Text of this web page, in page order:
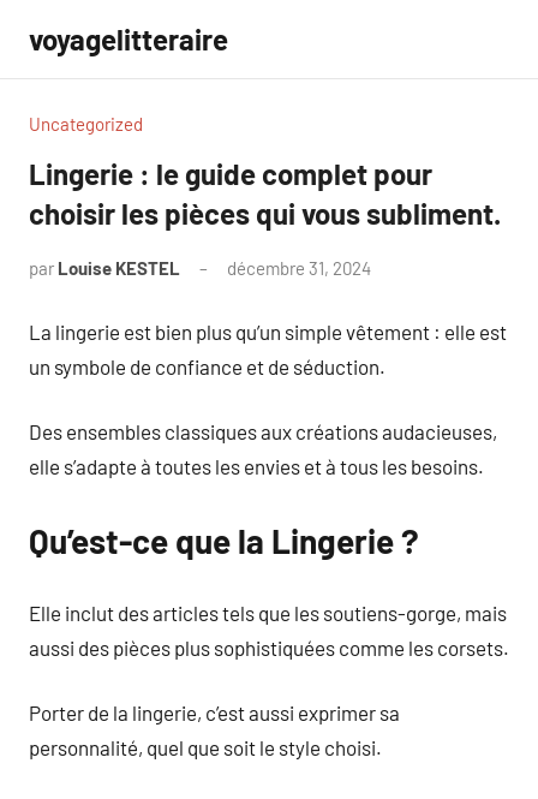
contenu
voyagelitteraire
Uncategorized
Lingerie : le guide complet pour
choisir les pièces qui vous subliment.
par Louise KESTEL décembre 31, 2024
La lingerie est bien plus qu’un simple vêtement : elle est
un symbole de confiance et de séduction.
Des ensembles classiques aux créations audacieuses,
elle s’adapte à toutes les envies et à tous les besoins.
Qu’est-ce que la Lingerie ?
Elle inclut des articles tels que les soutiens-gorge, mais
aussi des pièces plus sophistiquées comme les corsets.
Porter de la lingerie, c’est aussi exprimer sa
personnalité, quel que soit le style choisi.